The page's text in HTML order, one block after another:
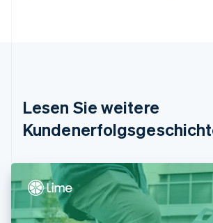
Lesen Sie weitere
DeutschEnglish
English
简体中文English
Finnland
EnglishSvenska
Frankreich
Français English